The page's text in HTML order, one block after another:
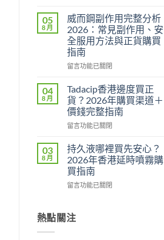
整
教
學：
幾
時
食？
多？
正
確
食
一
次
講
清
楚〉
馬
糖
Hamer
效
果
真
有
用
還
是
心
作
用？
2026
香
港
實
05
8 月
威而鋼副作用完整分析
2026：常見副作用、安
全服用方法與正貨購買
指南
在
而
鋼
副
作
用
整
分
析
2026：
常
作
留言功能已關閉
04
8 月
Tadacip香港邊度買正
貨？2026年購買渠道＋
價錢完整指南
在
香
港
邊
度
買
2026
留言功能已關閉
03
8 月
持久液哪裡買先安心？
2026年香港延時噴霧購
買指南
在
液
哪
留言功能已關閉
熱點關注